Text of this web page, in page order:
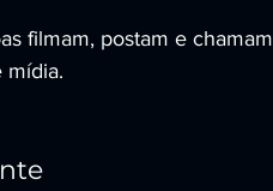
filmam, postam e chamam
mídia.